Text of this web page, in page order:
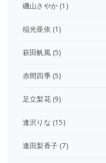
磯山さやか (1)
稲光亜依 (1)
萩田帆風(5)
赤間四季(5)
足立梨花(9)
逢沢りな (15)
逢田梨香子 (7)